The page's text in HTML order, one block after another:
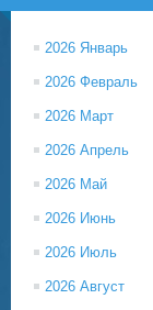
2026 Январь
2026 Февраль
2026 Март
2026 Апрель
2026 Май
2026 Июнь
2026 Июль
2026 Август